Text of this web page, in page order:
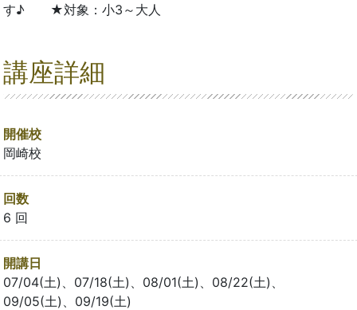
す♪ ★対象：小3～大人
講座詳細
開催校
岡崎校
回数
6 回
開講日
07/04(土)、07/18(土)、08/01(土)、08/22(土)、
09/05(土)、09/19(土)